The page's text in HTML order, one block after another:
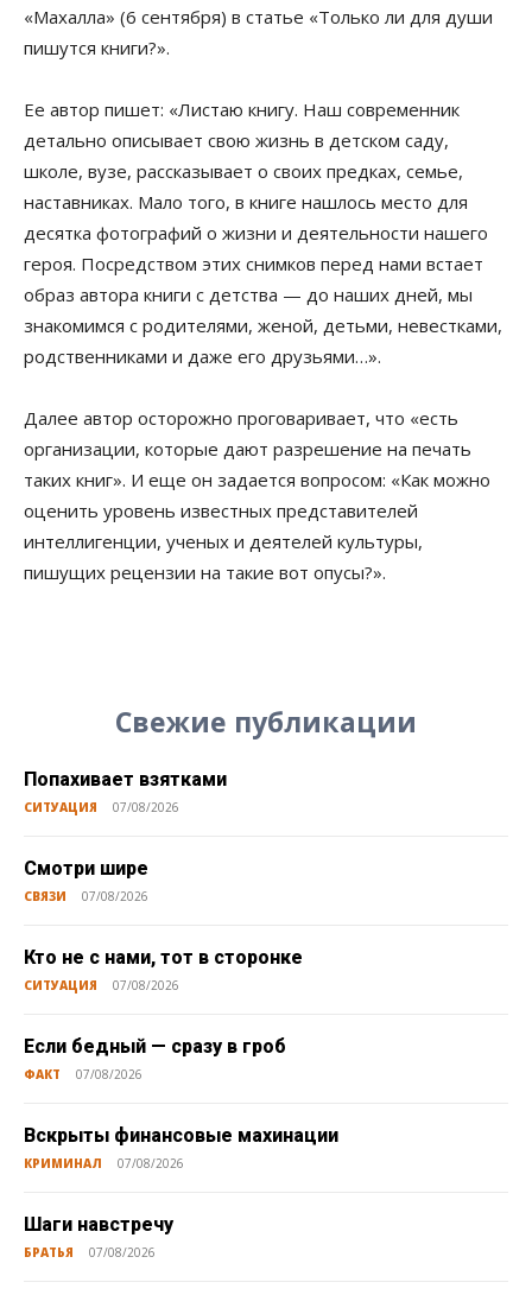
«Махалла» (6 сентября) в статье «Только ли для души
пишутся книги?».
Ее автор пишет: «Листаю книгу. Наш современник
детально описывает свою жизнь в детском саду,
школе, вузе, рассказывает о своих предках, семье,
наставниках. Мало того, в книге нашлось место для
десятка фотографий о жизни и деятельности нашего
героя. Посредством этих снимков перед нами встает
образ автора книги с детства — до наших дней, мы
знакомимся с родителями, женой, детьми, невестками,
родственниками и даже его друзьями…».
Далее автор осторожно проговаривает, что «есть
организации, которые дают разрешение на печать
таких книг». И еще он задается вопросом: «Как можно
оценить уровень известных представителей
интеллигенции, ученых и деятелей культуры,
пишущих рецензии на такие вот опусы?».
Свежие публикации
Попахивает взятками
СИТУАЦИЯ 07/08/2026
Смотри шире
СВЯЗИ 07/08/2026
Кто не с нами, тот в сторонке
СИТУАЦИЯ 07/08/2026
Если бедный — сразу в гроб
ФАКТ 07/08/2026
Вскрыты финансовые махинации
КРИМИНАЛ 07/08/2026
Шаги навстречу
БРАТЬЯ 07/08/2026